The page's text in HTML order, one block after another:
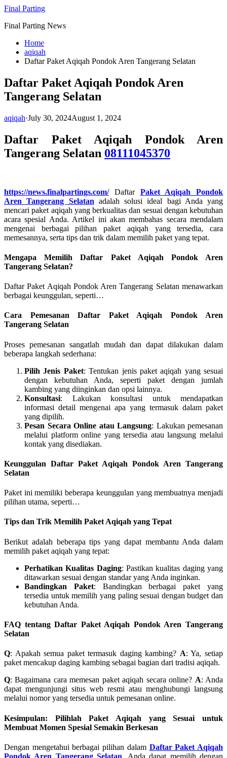
Skip
content
Final Parting
Final Parting News
Home
aqiqah
Daftar Paket Aqiqah Pondok Aren Tangerang Selatan
Daftar Paket Aqiqah Pondok Aren
Tangerang Selatan
aqiqah·July 30, 2024August 1, 2024
Daftar Paket Aqiqah Pondok Aren
Tangerang Selatan 08111045370
https://news.finalpartings.com/Daftar Paket Aqiqah Pondok
Aren Tangerang Selatan adalah solusi ideal bagi Anda yang
mencari paket aqiqah yang berkualitas dan sesuai dengan kebutuhan
acara spesial Anda. Artikel ini akan membahas secara mendalam
mengenai berbagai pilihan paket aqiqah yang tersedia, cara
memesannya, serta tips dan trik dalam memilih paket yang tepat.
Mengapa Memilih Daftar Paket Aqiqah Pondok Aren
Tangerang Selatan?
Daftar Paket Aqiqah Pondok Aren Tangerang Selatan menawarkan
berbagai keunggulan, seperti…
Cara Pemesanan Daftar Paket Aqiqah Pondok Aren
Tangerang Selatan
Proses pemesanan sangatlah mudah dan dapat dilakukan dalam
beberapa langkah sederhana:
Pilih Jenis Paket: Tentukan jenis paket aqiqah yang sesuai
dengan kebutuhan Anda, seperti paket dengan jumlah
kambing yang diinginkan dan opsi lainnya.
Konsultasi: Lakukan konsultasi untuk mendapatkan
informasi detail mengenai apa yang termasuk dalam paket
yang dipilih.
Pesan Secara Online atau Langsung: Lakukan pemesanan
melalui platform online yang tersedia atau langsung melalui
kontak yang disediakan.
Keunggulan Daftar Paket Aqiqah Pondok Aren Tangerang
Selatan
Paket ini memiliki beberapa keunggulan yang membuatnya menjadi
pilihan utama, seperti…
Tips dan Trik Memilih Paket Aqiqah yang Tepat
Berikut adalah beberapa tips yang dapat membantu Anda dalam
memilih paket aqiqah yang tepat:
Perhatikan Kualitas Daging: Pastikan kualitas daging yang
ditawarkan sesuai dengan standar yang Anda inginkan.
Bandingkan Paket: Bandingkan berbagai paket yang
tersedia untuk memilih yang paling sesuai dengan budget dan
kebutuhan Anda.
FAQ tentang Daftar Paket Aqiqah Pondok Aren Tangerang
Selatan
Q: Apakah semua paket termasuk daging kambing? A: Ya, setiap
paket mencakup daging kambing sebagai bagian dari tradisi aqiqah.
Q: Bagaimana cara memesan paket aqiqah secara online? A: Anda
dapat mengunjungi situs web resmi atau menghubungi langsung
melalui nomor yang tersedia untuk pemesanan online.
Kesimpulan: Pilihlah Paket Aqiqah yang Sesuai untuk
Membuat Momen Spesial Semakin Berkesan
Dengan mengetahui berbagai pilihan dalam Daftar Paket Aqiqah
Pondok Aren Tangerang Selatan, Anda dapat memilih dengan